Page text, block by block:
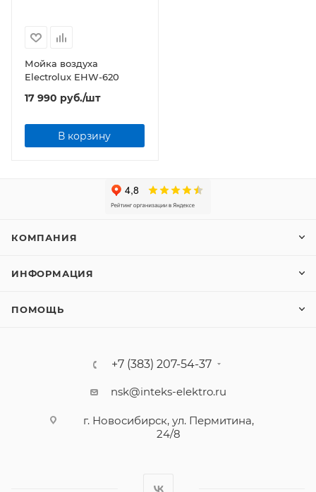
Мойка воздуха
Electrolux EHW-620
17 990 руб./шт
В корзину
КОМПАНИЯ
ИНФОРМАЦИЯ
ПОМОЩЬ
+7 (383) 207-54-37
nsk@inteks-elektro.ru
г. Новосибирск, ул. Пермитина,
24/8